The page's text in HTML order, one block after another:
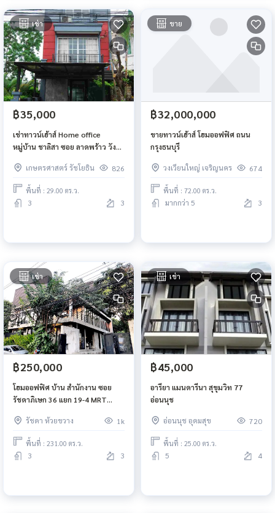
เช่า
฿35,000
เช่าทาวน์เฮ้าส์ Home office
หมู่บ้าน ชาลิสา ซอย ลาดพร้าว วัง
ห้องน้ำ ใกล้ central eastville
MRT ลาดพร้าว
เกษตรศาสตร์ รัชโยธิน 826
พื้นที่ : 29.00 ตร.ว.
3 3
ขาย
฿32,000,000
ขายทาวน์เฮ้าส์ โฮมออฟฟิศ ถนน
กรุงธนบุรี
วงเวียนใหญ่ เจริญนคร 674
พื้นที่ : 72.00 ตร.ว.
มากกว่า 5 3
เช่า
฿250,000
โฮมออฟฟิศ บ้าน สำนักงาน ซอย
รัชดาภิเษก 36 แยก 19-4 MRT
รัชดา ห้วยขวาง
1k
พื้นที่ : 231.00 ตร.ว.
3 3
เช่า
฿45,000
อารียา แมนดารีนา สุขุมวิท 77
อ่อนนุช
อ่อนนุช อุดมสุข 720
พื้นที่ : 25.00 ตร.ว.
5 4